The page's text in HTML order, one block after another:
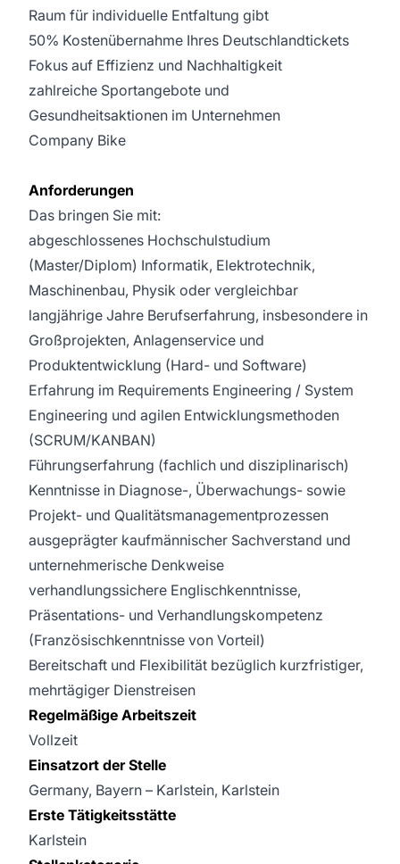
Raum für individuelle Entfaltung gibt
50% Kostenübernahme Ihres Deutschlandtickets
Fokus auf Effizienz und Nachhaltigkeit
zahlreiche Sportangebote und
Gesundheitsaktionen im Unternehmen
Company Bike
Anforderungen
Das bringen Sie mit:
abgeschlossenes Hochschulstudium
(Master/Diplom) Informatik, Elektrotechnik,
Maschinenbau, Physik oder vergleichbar
langjährige Jahre Berufserfahrung, insbesondere in
Großprojekten, Anlagenservice und
Produktentwicklung (Hard- und Software)
Erfahrung im Requirements Engineering / System
Engineering und agilen Entwicklungsmethoden
(SCRUM/KANBAN)
Führungserfahrung (fachlich und disziplinarisch)
Kenntnisse in Diagnose-, Überwachungs- sowie
Projekt- und Qualitätsmanagementprozessen
ausgeprägter kaufmännischer Sachverstand und
unternehmerische Denkweise
verhandlungssichere Englischkenntnisse,
Präsentations- und Verhandlungskompetenz
(Französischkenntnisse von Vorteil)
Bereitschaft und Flexibilität bezüglich kurzfristiger,
mehrtägiger Dienstreisen
Regelmäßige Arbeitszeit
Vollzeit
Einsatzort der Stelle
Germany, Bayern – Karlstein, Karlstein
Erste Tätigkeitsstätte
Karlstein